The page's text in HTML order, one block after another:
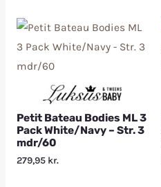
Petit Bateau Bodies ML 3
Pack White/Navy – Str. 3
mdr/60
279,95 kr.